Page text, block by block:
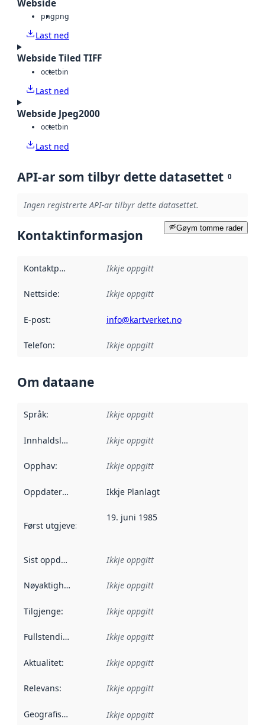
Webside
pngpng
Last ned
Webside Tiled TIFF
octetbin
Last ned
Webside Jpeg2000
octetbin
Last ned
API-ar som tilbyr dette datasettet 0
Ingen registrerte API-ar tilbyr dette datasettet.
Gøym tomme rader
Kontaktinformasjon
Kontaktpunkt Ikkje oppgitt
Nettside: Ikkje oppgitt
E-post: info@kartverket.no
Telefon: Ikkje oppgitt
Om dataane
Språk: Ikkje oppgitt
Innhaldsleverandørar :
Ikkje oppgitt
Opphav: Ikkje oppgitt
Oppdateringsfrekvens :
Ikkje Planlagt
Først utgjeve: Denne datoen seier når dataa i dette
19. juni 1985
Sist oppdatert Ikkje oppgitt
Nøyaktigheit Ikkje oppgitt
Tilgjenge: Ikkje oppgitt
Fullstendigheit Ikkje oppgitt
Aktualitet: Ikkje oppgitt
Relevans: Ikkje oppgitt
Geografisk område Ikkje oppgitt